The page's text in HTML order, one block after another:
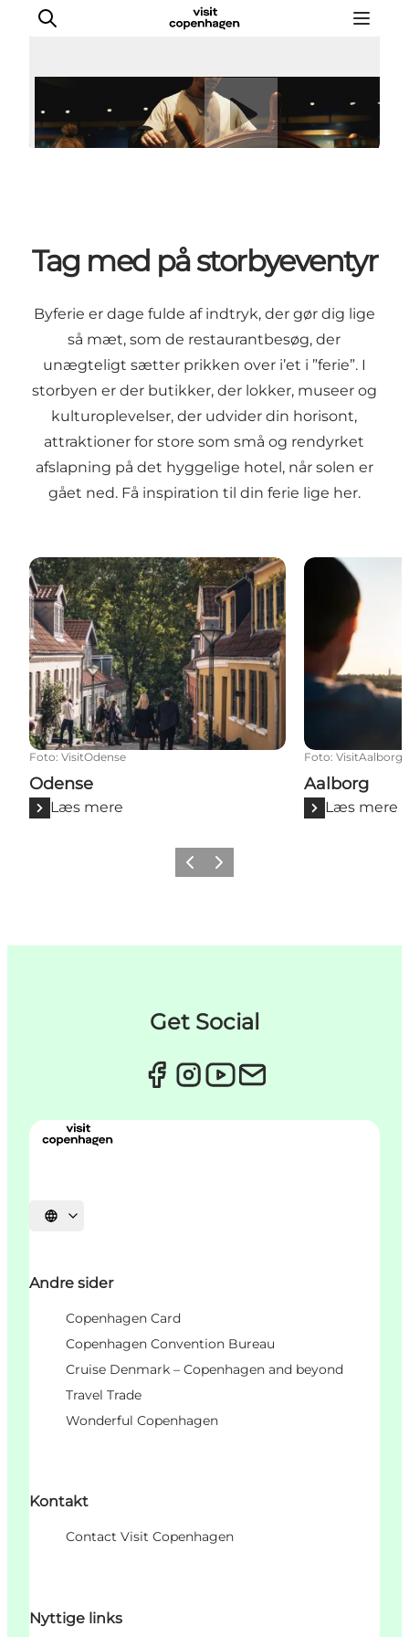
This is Copenhagen
Planlæg din tur
CopenPay
Copenhagen Card
Afspil video
Tag med på storbyeventyr
Byferie er dage fulde af indtryk, der gør dig lige
så mæt, som de restaurantbesøg, der
unægteligt sætter prikken over i’et i ”ferie”. I
storbyen er der butikker, der lokker, museer og
kulturoplevelser, der udvider din horisont,
attraktioner for store som små og rendyrket
afslapning på det hyggelige hotel, når solen er
gået ned. Få inspiration til din ferie lige her.
Odense
Foto: VisitOdense
Odense
Læs mere
Aalborg
Foto: VisitAalborg
Aalborg
Læs mere
ForrigeNæste
Get Social
Vælg sprog
Andre sider
Copenhagen Card
Copenhagen Convention Bureau
Cruise Denmark – Copenhagen and beyond
Travel Trade
Wonderful Copenhagen
Kontakt
Contact Visit Copenhagen
Nyttige links